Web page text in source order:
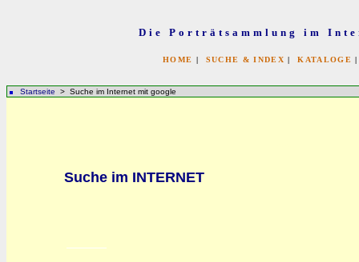
Die Porträtsammlung im
HOME | SUCHE & INDEX |KATALOGE
Startseite > Suche im Internet mit google
Suche im INTERNET